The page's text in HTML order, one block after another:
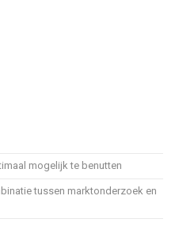
mogelijk te benutten
tussen marktonderzoek en